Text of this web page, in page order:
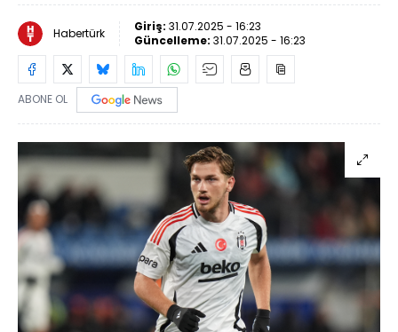
Habertürk Giriş: 31.07.2025 - 16:23
Güncelleme: 31.07.2025 - 16:23
ABONE OL